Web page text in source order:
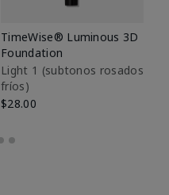
TimeWise® Luminous 3D
Foundation
Light 1​ (subtonos rosados
fríos)
$28.00